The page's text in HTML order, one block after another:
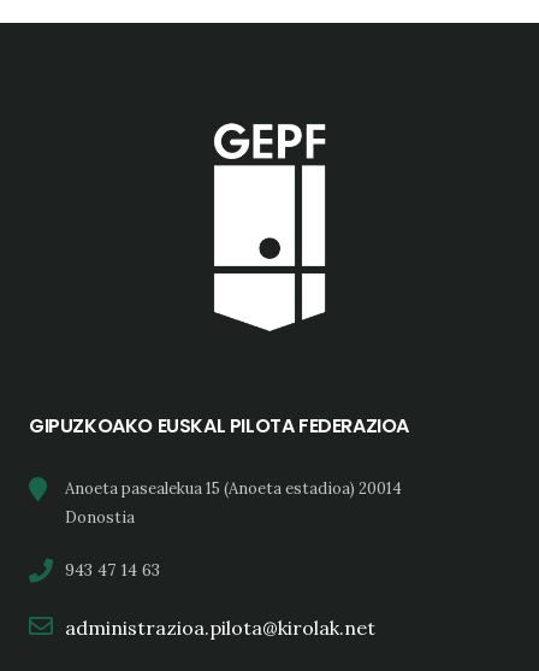
GIPUZKOAKO EUSKAL PILOTA FEDERAZIOA
Anoeta pasealekua 15 (Anoeta estadioa) 20014
Donostia
943 47 14 63
administrazioa.pilota@kirolak.net